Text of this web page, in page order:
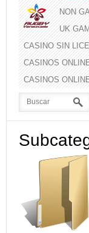
NON
UK
CASINO SIN
CASINOS
CASINOS